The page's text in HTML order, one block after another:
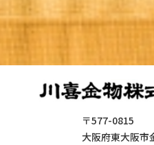
〒577-0815
大阪府東大阪市